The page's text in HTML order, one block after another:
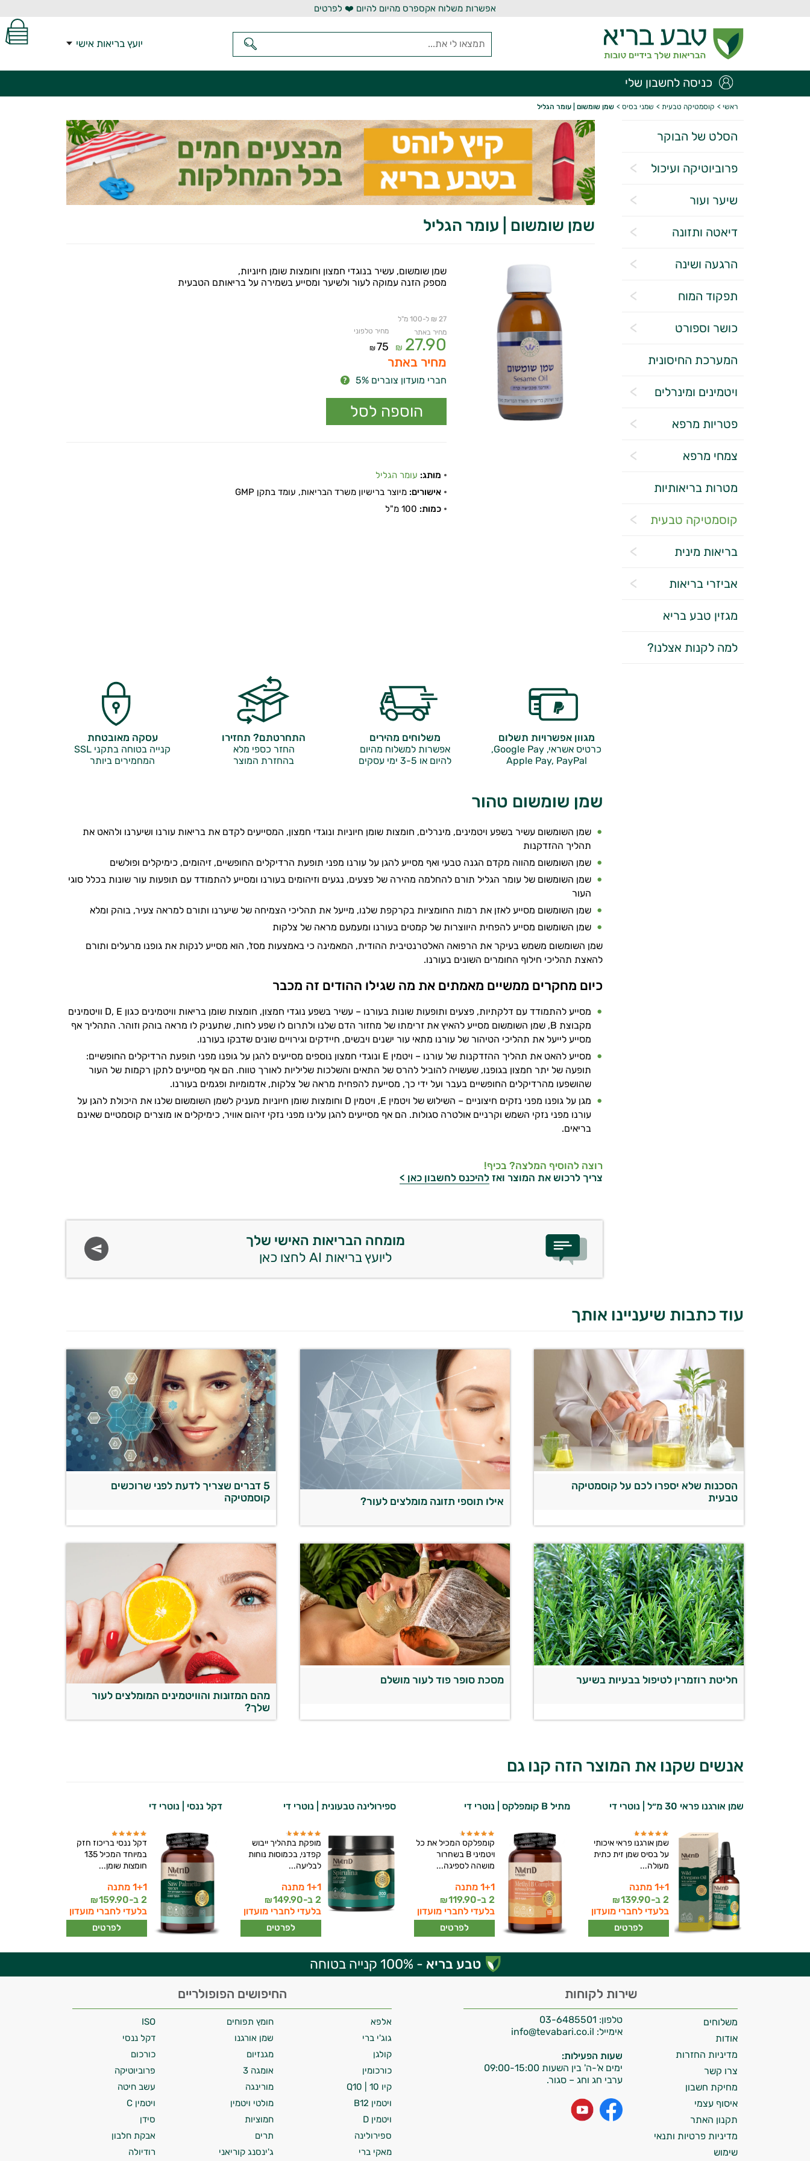
אפשרות משלוח אקספרס מהיום להיום ❤️ לפרטים
יועץ בריאות אישי
כניסה לחשבון שלי
ראשי > קוסמטיקה טבעית > שמני בסיס > שמן שומשום | עומר הגליל
הסלט של הבוקר
פרוביוטיקה ועיכול
שיער ועור
דיאטה ותזונה
הרגעה ושינה
תפקוד המוח
כושר וספורט
המערכת החיסונית
ויטמינים ומינרלים
פטריות מרפא
צמחי מרפא
מטרות בריאותיות
קוסמטיקה טבעית
בריאות מינית
אביזרי בריאות
מגזין טבע בריא
למה לקנות אצלנו?
שמן שומשום | עומר הגליל
שמן שומשום, עשיר בנוגדי חמצון וחומצות שומן חיוניות,
מספק הזנה עמוקה לעור ולשיער ומסייע בשמירה על בריאותם הטבעית
27 ₪ ל-100 מ"ל
מחיר באתר
27.90
₪
מחיר טלפוני
75
₪
מחיר באתר
חברי מועדון צוברים 5%
מותג: עומר הגליל
אישורים: מיוצר ברישיון משרד הבריאות, עומד בתקן GMP
כמות:
מגוון אפשרויות תשלום
כרטיס אשראי, Google Pay,
Apple Pay, PayPal
משלוחים מהירים
אפשרות למשלוח מהיום
להיום או 3-5 ימי עסקים
התחרטתם? תחזירו
החזר כספי מלא
בהחזרת המוצר
עסקה מאובטחת
קנייה בטוחה בתקני SSL
המחמירים ביותר
שמן שומשום טהור
שמן השומשום עשיר בשפע ויטמינים, מינרלים, חומצות שומן חיוניות ונוגדי חמצון, המסייעים לקדם את בריאות עורנו ושיערנו ולהאט את
תהליך ההזדקנות
שמן השומשום מהווה מקדם הגנה טבעי ואף מסייע להגן על עורנו מפני תופעת הרדיקלים החופשיים, זיהומים, כימיקלים ופולשים
שמן השומשום של עומר הגליל תורם להחלמה מהירה של פצעים, נגעים וזיהומים בעורנו ומסייע להתמודד עם תופעות עור שונות בכלל סוגי
העור
שמן השומשום מסייע לאזן את רמות החומציות בקרקפת שלנו, מייעל את תהליכי הצמיחה של שיערנו ותורם למראה צעיר, בוהק ומלא
שמן השומשום מסייע להפחית היווצרות של קמטים בעורנו ומעמעם מראה של צלקות
שמן השומשום משמש בעיקר את הרפואה האלטרנטיבית ההודית, המאמינה כי באמצעות מסז', הוא מסייע לנקות את גופנו מרעלים ותורם
להאצת תהליכי חילוף החומרים השונים בעורנו.
כיום מחקרים ממשיים מאמתים את מה שגילו ההודים זה מכבר
מסייע להתמודד עם דלקתיות, פצעים ותופעות שונות בעורנו – עשיר בשפע נוגדי חמצון, חומצות שומן בריאות וויטמינים כגון D, E וויטמינים
מקבוצת B, שמן השומשום מסייע להאיץ את זרימתו של מחזור הדם שלנו ולתרום לו שפע לחות, שתעניק לו מראה בוהק וזוהר. התהליך אף
מסייע לייעל את תהליכי הטיהור של עורנו מתאי עור ישנים ויבשים, חיידקים וגירויים שונים שדבקו בעורנו.
מסייע להאט את תהליך ההזדקנות של עורנו – ויטמין E ונוגדי חמצון נוספים מסייעים להגן על גופנו מפני תופעת הרדיקלים החופשיים:
תופעה של יתר חמצון בגופנו, שעשויה להוביל להרס של התאים והשלכות שליליות לאורך טווח. הם אף מסייעים לתקן רקמות של העור
שהושפעו מהרדיקלים החופשיים בעבר ועל ידי כך, מסייעת להפחית מראה של צלקות, אדמומיות ופגמים בעורנו.
מגן על גופנו מפני נזקים חיצוניים – השילוש של ויטמין E, ויטמין D וחומצות שומן חיוניות מעניק לשמן השומשום שלנו את היכולת להגן על
עורנו מפני נזקי השמש וקרניים אולטרה סגולות. הם אף מסייעים להגן עלינו מפני נזקי זיהום אוויר, כימיקלים או מוצרים קוסמטיים שאינם
בריאים.
רוצה להוסיף המלצה? בכיף!
צריך לרכוש את המוצר ואז להיכנס לחשבון כאן >
מומחה הבריאות האישי שלך
ליועץ בריאות AI לחצו כאן
עוד כתבות שיעניינו אותך
הסכנות שלא יספרו לכם על קוסמטיקה
טבעית
אילו תוספי תזונה מומלצים לעור?
5 דברים שצריך לדעת לפני שרוכשים
קוסמטיקה
חליטת רוזמרין לטיפול בבעיות בשיער
מסכת סופר פוד לעור מושלם
מהם המזונות והוויטמינים המומלצים לעור
שלך?
אנשים שקנו את המוצר הזה קנו גם
שמן אורגנו פראי 30 מ״ל | נוטרי די
שמן אורגנו פראי איכותי
על בסיס שמן זית כתית
מעולה...
1+1 מתנה
2 ב-
139.90
₪
בלעדי לחברי מועדון
לפרטים
מתיל B קומפלקס | נוטרי די
קומפלקס המכיל את כל
ויטמיני B בשחרור
מושהה לספיגה...
1+1 מתנה
2 ב-
119.90
₪
בלעדי לחברי מועדון
לפרטים
ספירולינה טבעונית | נוטרי די
מופקת בתהליך ייבוש
קפדני, בכמוסות נוחות
לבליעה...
1+1 מתנה
2 ב-
149.90
₪
בלעדי לחברי מועדון
לפרטים
דקל ננסי | נוטרי די
דקל ננסי בריכוז חזק
במיוחד המכיל 135
חומצות שומן...
1+1 מתנה
2 ב-
159.90
₪
בלעדי לחברי מועדון
לפרטים
טבע בריא - 100% קנייה בטוחה
שירות לקוחות
טלפון: 03-6485501
אימייל:
שעות הפעילות:
ימים א'-ה' בין השעות 09:00-15:00
ערבי חג וחג – סגור.
משלוחים
אודות
מדיניות החזרות
צרו קשר
מחיקת חשבון
איסוף עצמי
תקנון האתר
מדיניות פרטיות ותנאי
שימוש
החיפושים הפופולריים
אלפא חומץ תפוחים
ISO
גוג'י ברי
שמן אורגנו
דקל ננסי
קולגן
מגנזיום
כורכום
כורכומין
אומגה 3
פרוביוטיקה
קיו 10 | Q10
מורינגה
עשב חיטה
ויטמין B12
מולטי ויטמין
ויטמין C
ויטמין D
חמוציות
סידן
ספירולינה
תרים
אבקת חלבון
מאקי ברי
ג'ינסנג קוריאני רודיולה
יועץ בריאות אישי AI
התשובות שלי מבוססות על מאגרי מידע קליניים
וספרות מקצועית בתחומי הרפואה הטבעית
ותזונת הספורט.
אני כאן כדי לעזור לך להתאים את תוספי
התזונה ומוצרי הבריאות המדויקים למטרות
ולמצב הגופני שלך, ולהסביר לך אילו רכיבים
עובדים יחד כדי למקסם תוצאות גם בחיי היום
המטרה שלי היא להתאים עבורך המלצות